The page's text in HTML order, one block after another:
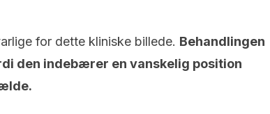
for dette kliniske billede. Behandlingen
den indebærer en vanskelig position